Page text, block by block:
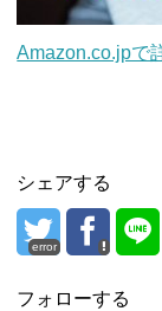
Amazon.co.jpで
シェアする
error
フォローする